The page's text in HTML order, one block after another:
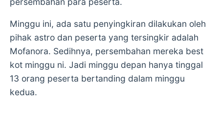
Minggu ini, ada satu penyingkiran dilakukan oleh
pihak astro dan peserta yang tersingkir adalah
Mofanora. Sedihnya, persembahan mereka best
kot minggu ni. Jadi minggu depan hanya tinggal
13 orang peserta bertanding dalam minggu
kedua.